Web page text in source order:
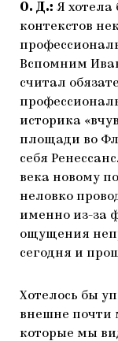
О. Д.: Я
контекстов
Вспомним
считал
историка
площади во
себя
века новому
неловко
именно из-за
ощущения
сегодня и
Хотелось бы
внешне почти
которые мы